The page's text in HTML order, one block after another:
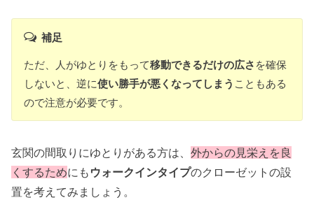
補足
ただ、人がゆとりをもって移動できるだけの広さ を確保
しないと、逆に使い勝手が悪くなってしまう こともある
ので注意が必要です。
玄関の間取りにゆとりがある方は、外からの見栄えを良
くするためにも ウォークインタイプのクローゼットの設
置を考えてみましょう。